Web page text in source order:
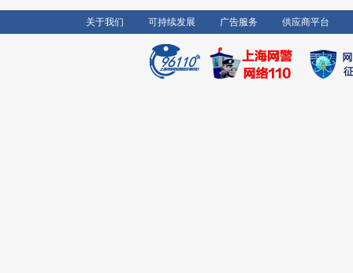
关于我们 可持续发展 广告服务 供应商平台